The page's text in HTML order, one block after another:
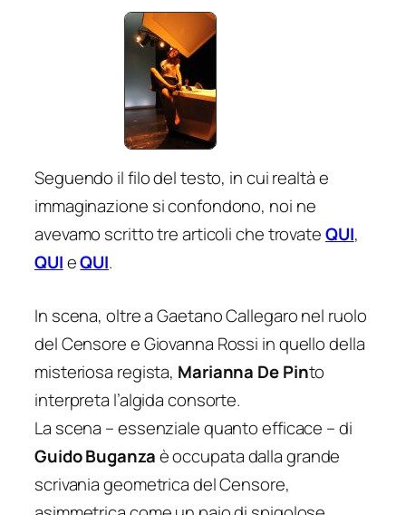
Seguendo il filo del testo, in cui realtà e
immaginazione si confondono, noi ne
avevamo scritto tre articoli che trovateQUI,
QUIeQUI.
In scena, oltre a Gaetano Callegaro nel ruolo
del Censore e Giovanna Rossi in quello della
misteriosa regista, Marianna De Pinto
interpreta l’algida consorte.
La scena – essenziale quanto efficace – di
Guido Buganzaè occupata dalla grande
scrivania geometrica del Censore,